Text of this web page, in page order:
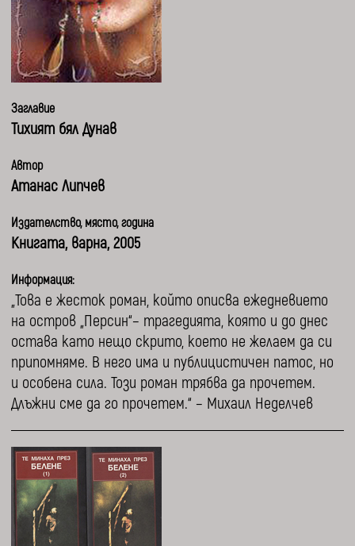
Заглавие
Тихият бял Дунав
Автор
Атанас Липчев
Издателство, място, година
Книгата, варна, 2005
Информация:
„Това е жесток роман, който описва ежедневието
на остров „Персин“– трагедията, която и до днес
остава като нещо скрито, което не желаем да си
припомняме. В него има и публицистичен патос, но
и особена сила. Този роман трябва да прочетем.
Длъжни сме да го прочетем.“ – Михаил Неделчев